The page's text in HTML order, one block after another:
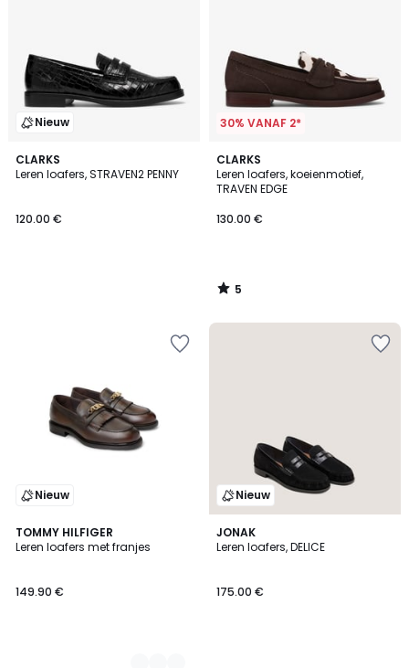
Nieuw
CLARKS
Leren loafers, STRAVEN2 PENNY
120.00 €
30% VANAF 2*
CLARKS
Leren loafers, koeienmotief,
TRAVEN EDGE
130.00 €
5
/
5
5
/
Nieuw
TOMMY HILFIGER
Leren loafers met franjes
149.90 €
2
Kleuren
Nieuw
JONAK
Leren loafers, DELICE
175.00 €